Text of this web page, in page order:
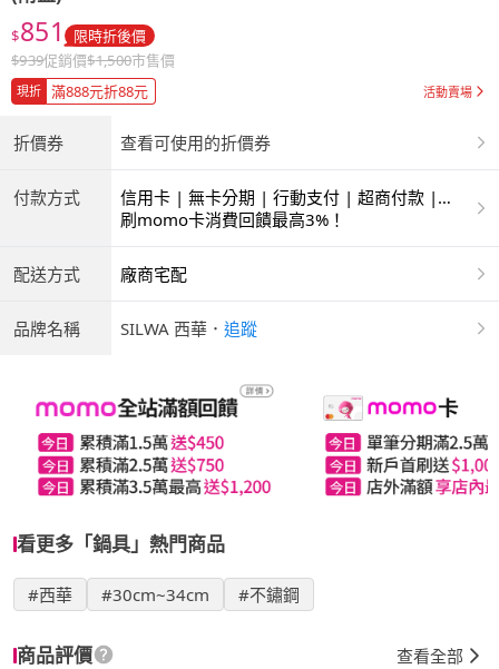
$851 限時折後價
$939促銷價$1,500市售價
現折 滿888元折88元 活動賣場
折價券 查看可使用的折價券
付款方式
信用卡 | 無卡分期 | 行動支付 | 超商付款 |
ATM | 銀聯卡
刷momo卡消費回饋最高3%！
配送方式 廠商宅配
品牌名稱 SILWA 西華 ． 追蹤
看更多「鍋具」熱門商品
#西華 #30cm~34cm #不鏽鋼
商品評價 查看全部